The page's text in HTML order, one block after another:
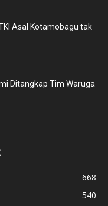
Asal Kotamobagu tak
Ditangkap Tim Waruga
668
540